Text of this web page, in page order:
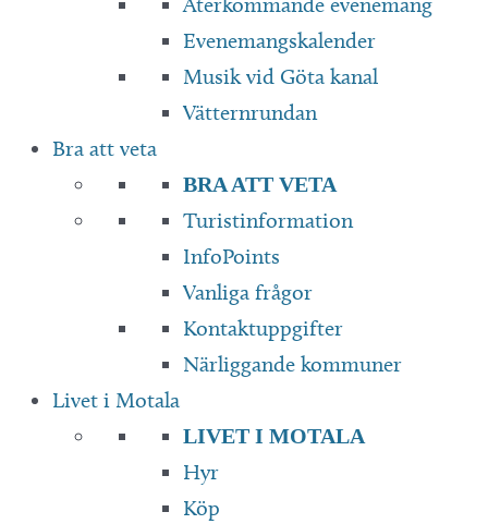
Evenemangskalender
Musik vid Göta kanal
Vätternrundan
Bra att veta
BRA ATT VETA
Turistinformation
InfoPoints
Vanliga frågor
Kontaktuppgifter
Närliggande kommuner
Livet i Motala
LIVET I MOTALA
Hyr
Köp